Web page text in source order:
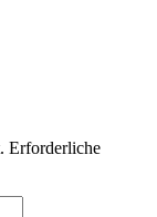
Erforderliche